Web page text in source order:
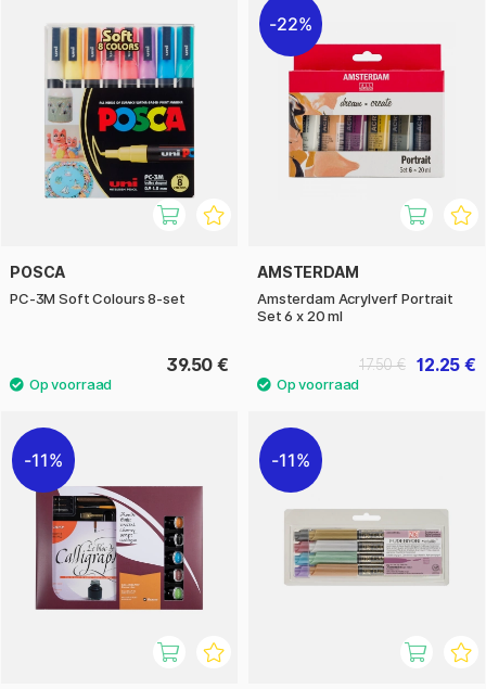
POSCA
PC-3M Soft Colours 8-set
39.50 €
22%
AMSTERDAM
Amsterdam Acrylverf Portrait
Set 6 x 20 ml
12.25 €
17.50 €
11% 11%